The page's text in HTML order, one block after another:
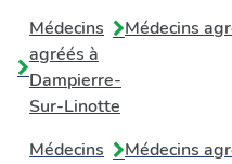
Médecins
agréés à
Dampierre-
Sur-Linotte
Médecins
Médecins
Médecins